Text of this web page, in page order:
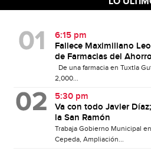
6:15 pm
Fallece Maximiliano
de Farmacias del Ahorro
De una farmacia en Tuxtla
2,000...
5:30 pm
Va con todo Javier
la San Ramón
Trabaja Gobierno Municipal
Cepeda, Ampliación...